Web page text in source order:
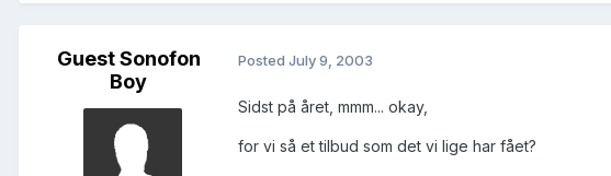
Guest Sonofon
Boy
Posted July 9, 2003
Sidst på året, mmm... okay,
for vi så et tilbud som det vi lige har fået?